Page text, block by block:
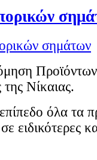
Νίκαιας.
όλα τα
ειδικότερες